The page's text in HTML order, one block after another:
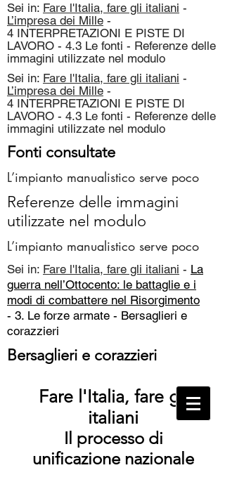
Sei in: Fare l'Italia, fare gli italiani -
L’impresa dei Mille -
4 INTERPRETAZIONI E PISTE DI
LAVORO - 4.3 Le fonti - Referenze delle
immagini utilizzate nel modulo
Sei in: Fare l'Italia, fare gli italiani -
L’impresa dei Mille -
4 INTERPRETAZIONI E PISTE DI
LAVORO - 4.3 Le fonti - Referenze delle
immagini utilizzate nel modulo
Fonti consultate
L’impianto manualistico serve poco
Referenze delle immagini
utilizzate nel modulo
L’impianto manualistico serve poco
Sei in: Fare l'Italia, fare gli italiani - La
guerra nell’Ottocento: le battaglie e i
modi di combattere nel Risorgimento
- 3. Le forze armate - Bersaglieri e
corazzieri
Bersaglieri e corazzieri
Fare l'Italia, fare gli
italiani
Il processo di
unificazione nazionale